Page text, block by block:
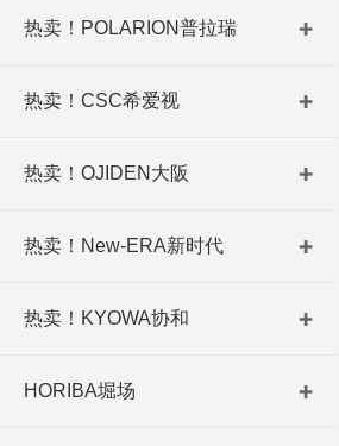
热卖！POLARION普拉瑞
热卖！CSC希爱视
热卖！OJIDEN大阪
热卖！New-ERA新时代
热卖！KYOWA协和
HORIBA堀场